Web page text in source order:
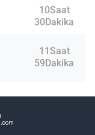
10Saat
30Dakika
11Saat
59Dakika